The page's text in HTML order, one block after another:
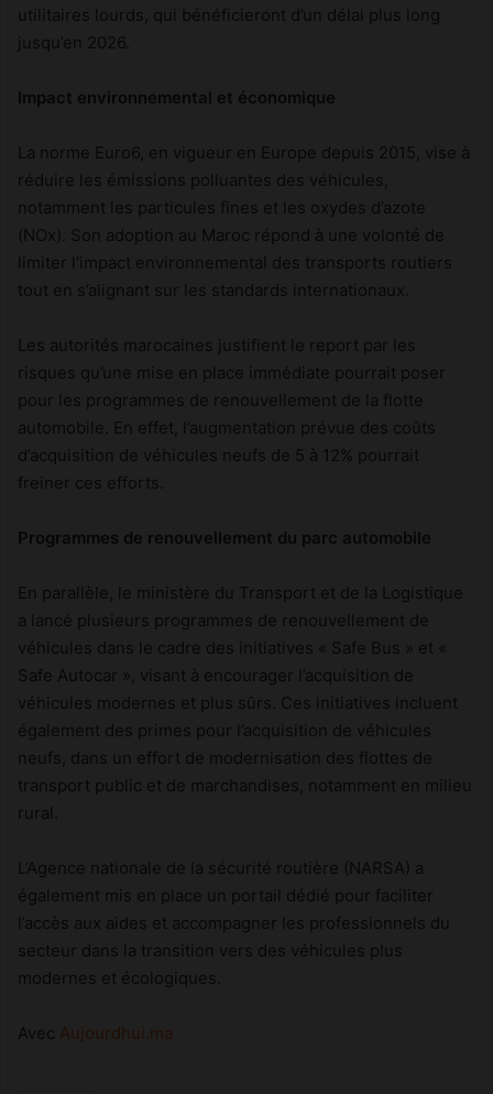
utilitaires lourds, qui bénéficieront d’un délai plus long
jusqu’en 2026.
Impact environnemental et économique
La norme Euro6, en vigueur en Europe depuis 2015, vise à
réduire les émissions polluantes des véhicules,
notamment les particules fines et les oxydes d’azote
(NOx). Son adoption au Maroc répond à une volonté de
limiter l’impact environnemental des transports routiers
tout en s’alignant sur les standards internationaux.
Les autorités marocaines justifient le report par les
risques qu’une mise en place immédiate pourrait poser
pour les programmes de renouvellement de la flotte
automobile. En effet, l’augmentation prévue des coûts
d’acquisition de véhicules neufs de 5 à 12% pourrait
freiner ces efforts.
Programmes de renouvellement du parc automobile
En parallèle, le ministère du Transport et de la Logistique
a lancé plusieurs programmes de renouvellement de
véhicules dans le cadre des initiatives « Safe Bus » et «
Safe Autocar », visant à encourager l’acquisition de
véhicules modernes et plus sûrs. Ces initiatives incluent
également des primes pour l’acquisition de véhicules
neufs, dans un effort de modernisation des flottes de
transport public et de marchandises, notamment en milieu
rural.
L’Agence nationale de la sécurité routière (NARSA) a
également mis en place un portail dédié pour faciliter
l’accès aux aides et accompagner les professionnels du
secteur dans la transition vers des véhicules plus
modernes et écologiques.
Avec Aujourdhui.ma